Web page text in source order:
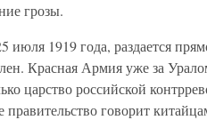
грозы.
июля 1919 года, раздается
Красная Армия уже за
царство российской
говорит